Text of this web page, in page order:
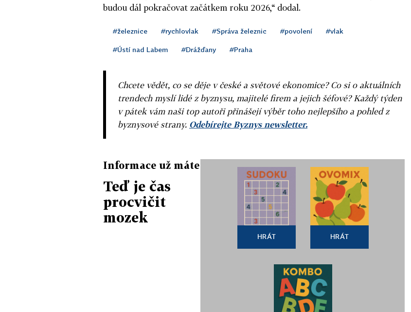
budou dál pokračovat začátkem roku 2026,“ dodal.
#železnice #rychlovlak #Správa železnic #povolení #vlak
#Ústí nad Labem #Drážďany #Praha
Chcete vědět, co se děje v české a světové ekonomice? Co si o aktuálních
trendech myslí lidé z byznysu, majitelé firem a jejich šéfové? Každý týden
v pátek vám naši top autoři přinášejí výběr toho nejlepšího a pohled z
byznysové strany. Odebírejte Byznys newsletter.
Informace už máte
Teď je čas
procvičit
mozek
HRÁT HRÁT